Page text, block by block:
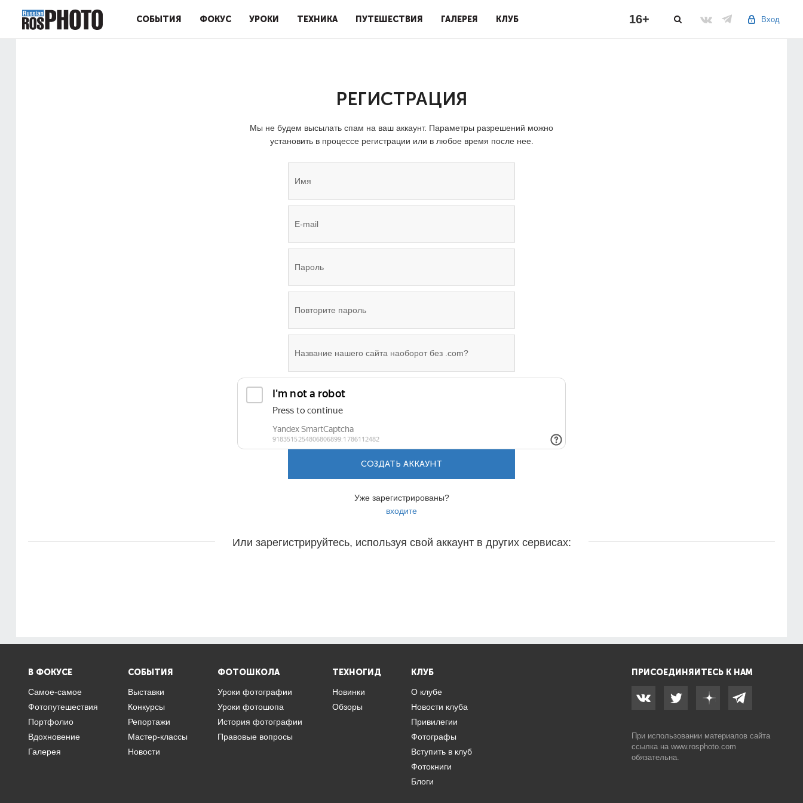
СОБЫТИЯ ФОКУС УРОКИ ТЕХНИКА ПУТЕШЕСТВИЯ ГАЛЕРЕЯ КЛУБ Вход
16+
РЕГИСТРАЦИЯ
Мы не будем высылать спам на ваш аккаунт. Параметры разрешений можно
установить в процессе регистрации или в любое время после нее.
СОЗДАТЬ АККАУНТ
Уже зарегистрированы?
входите
Или зарегистрируйтесь, используя свой аккаунт в других сервисах:
В ФОКУСЕ
Самое-самое
Фотопутешествия
Портфолио
Вдохновение
Галерея
СОБЫТИЯ
Выставки
Конкурсы
Репортажи
Мастер-классы
Новости
ФОТОШКОЛА
Уроки фотографии
Уроки фотошопа
История фотографии
Правовые вопросы
ТЕХНОГИД
Новинки
Обзоры
КЛУБ
О клубе
Новости клуба
Привилегии
Фотографы
Вступить в клуб
Фотокниги
Блоги
ПРИСОЕДИНЯЙТЕСЬ К НАМ
При использовании материалов сайта
ссылка на www.rosphoto.com
обязательна.